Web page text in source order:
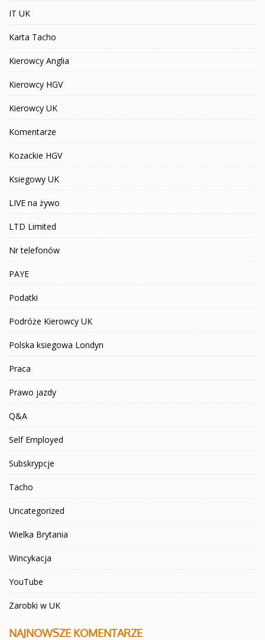
IT UK
Karta Tacho
Kierowcy Anglia
Kierowcy HGV
Kierowcy UK
Komentarze
Kozackie HGV
Ksiegowy UK
LIVE na żywo
LTD Limited
Nr telefonów
PAYE
Podatki
Podróże Kierowcy UK
Polska ksiegowa Londyn
Praca
Prawo jazdy
Q&A
Self Employed
Subskrypcje
Tacho
Uncategorized
Wielka Brytania
Wincykacja
YouTube
Zarobki w UK
NAJNOWSZE KOMENTARZE